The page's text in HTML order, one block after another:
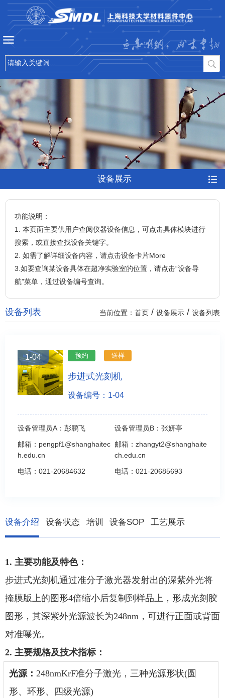
立志微纳，成才卓越
设备展示
功能说明：
1. 本页面主要供用户查阅仪器设备信息，可点击具体模块进行
搜索，或直接查找设备关键字。
2. 如需了解详细设备内容，请点击设备卡片More
3.如要查询某设备具体在超净实验室的位置，请点击“设备导
航”菜单，通过设备编号查询。
当前位置： 首页 / 设备展示 / 设备列表
设备列表
1-04 预约 送样
步进式光刻机
设备编号：1-04
设备管理员A： 彭鹏飞 设备管理员B： 张妍亭
邮箱： pengpf1@shanghaitec
h.edu.cn
邮箱： zhangyt2@shanghaite
ch.edu.cn
电话： 021-20684632 电话： 021-20685693
设备介绍 设备状态 培训 设备SOP 工艺展示
1. 主要功能及特色：
步进式光刻机通过准分子激光器发射出的深紫外光将
掩膜版上的图形4倍缩小后复制到样品上，形成光刻胶
图形，其深紫外光源波长为248nm，可进行正面或背面
对准曝光。
2. 主要规格及技术指标：
光源： 248nmKrF准分子激光，三种光源形状(圆
形、环形、四级光源)